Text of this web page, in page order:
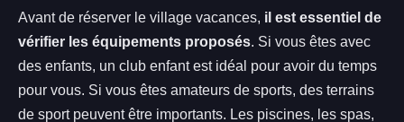
Avant de réserver le village vacances, il est essentiel de
vérifier les équipements proposés. Si vous êtes avec
des enfants, un club enfant est idéal pour avoir du temps
pour vous. Si vous êtes amateurs de sports, des terrains
de sport peuvent être importants. Les piscines, les spas,